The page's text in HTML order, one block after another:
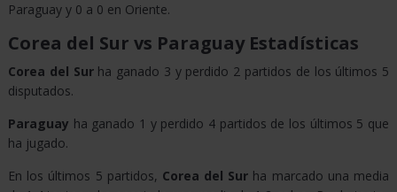
Paraguay y 0 a 0 en Oriente.
Corea del Sur vs Paraguay Estadísticas
Corea del Surha ganado 3 y perdido 2 partidos de los últimos 5
disputados.
Paraguay ha ganado 1 y perdido 4 partidos de los últimos 5 que
ha jugado.
En los últimos 5 partidos, Corea del Sur ha marcado una media